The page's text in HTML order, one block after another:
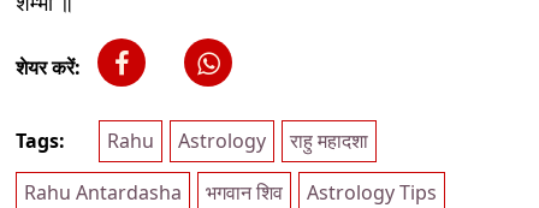
शेयर करें:
Tags: Rahu Astrology
राहु महादशा
Rahu Antardasha
भगवान शिव
Astrology Tips